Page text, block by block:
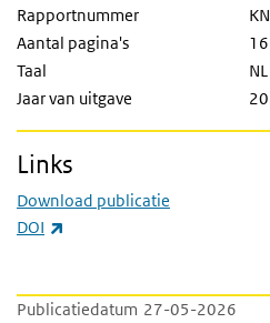
Publicatiedatum 27-05-2026
Rapportnummer
Aantal pagina's
16
Taal
NL
Jaar van uitgave
Links
Download publicatie
DOI